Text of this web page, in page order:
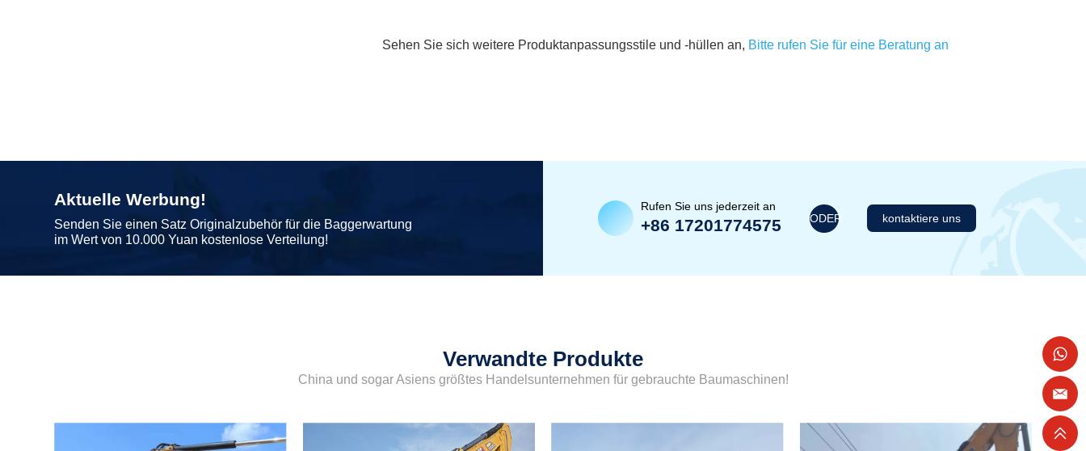
Sehen Sie sich weitere Produktanpassungsstile und -hüllen an, Bitte rufen Sie für eine Beratung an
Aktuelle Werbung!
Senden Sie einen Satz Originalzubehör für die Baggerwartung
im Wert von 10.000 Yuan kostenlose Verteilung!
Rufen Sie uns jederzeit an
+86 17201774575 ODER kontaktiere uns
Verwandte Produkte
China und sogar Asiens größtes Handelsunternehmen für gebrauchte Baumaschinen!